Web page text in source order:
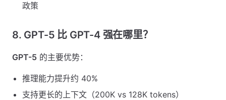
政策
8. GPT-5 比 GPT-4 强在哪里？
GPT-5 的主要优势：
推理能力提升约 40%
支持更长的上下文（200K vs 128K tokens）